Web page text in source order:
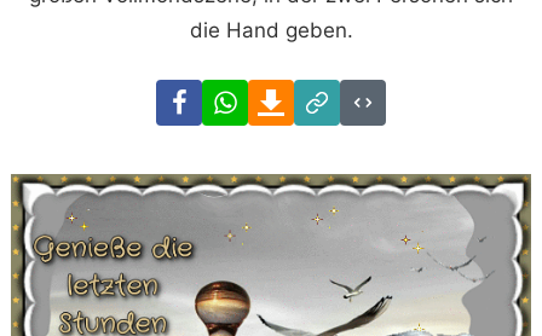
die Hand geben.
FacebookWhatsAppDownload
Link
Code